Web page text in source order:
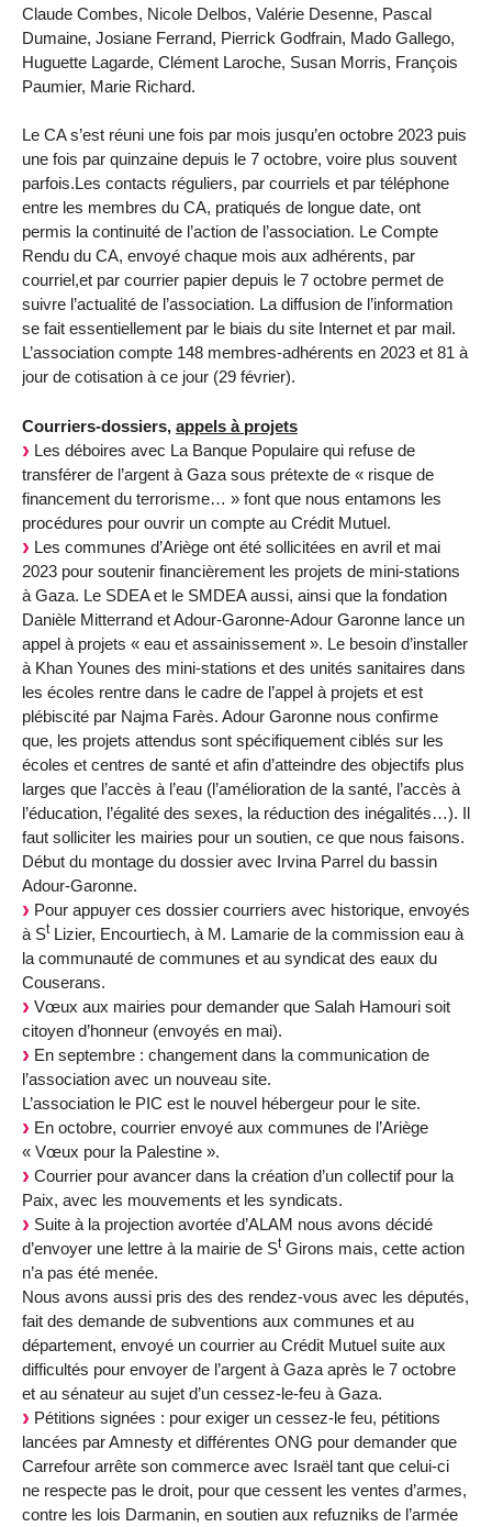
Claude Combes, Nicole Delbos, Valérie Desenne, Pascal
Dumaine, Josiane Ferrand, Pierrick Godfrain, Mado Gallego,
Huguette Lagarde, Clément Laroche, Susan Morris, François
Paumier, Marie Richard.
Le CA s’est réuni une fois par mois jusqu’en octobre 2023 puis
une fois par quinzaine depuis le 7 octobre, voire plus souvent
parfois.Les contacts réguliers, par courriels et par téléphone
entre les membres du CA, pratiqués de longue date, ont
permis la continuité de l’action de l’association. Le Compte
Rendu du CA, envoyé chaque mois aux adhérents, par
courriel,et par courrier papier depuis le 7 octobre permet de
suivre l’actualité de l’association. La diffusion de l’information
se fait essentiellement par le biais du site Internet et par mail.
L’association compte 148 membres-adhérents en 2023 et 81 à
jour de cotisation à ce jour (29 février).
Courriers-dossiers, appels à projets
Les déboires avec La Banque Populaire qui refuse de
transférer de l’argent à Gaza sous prétexte de « risque de
financement du terrorisme… » font que nous entamons les
procédures pour ouvrir un compte au Crédit Mutuel.
Les communes d’Ariège ont été sollicitées en avril et mai
2023 pour soutenir financièrement les projets de mini-stations
à Gaza. Le SDEA et le SMDEA aussi, ainsi que la fondation
Danièle Mitterrand et Adour-Garonne-Adour Garonne lance un
appel à projets « eau et assainissement ». Le besoin d’installer
à Khan Younes des mini-stations et des unités sanitaires dans
les écoles rentre dans le cadre de l’appel à projets et est
plébiscité par Najma Farès. Adour Garonne nous confirme
que, les projets attendus sont spécifiquement ciblés sur les
écoles et centres de santé et afin d’atteindre des objectifs plus
larges que l’accès à l’eau (l’amélioration de la santé, l’accès à
l’éducation, l’égalité des sexes, la réduction des inégalités…). Il
faut solliciter les mairies pour un soutien, ce que nous faisons.
Début du montage du dossier avec Irvina Parrel du bassin
Adour-Garonne.
Pour appuyer ces dossier courriers avec historique, envoyés
à StLizier, Encourtiech, à M. Lamarie de la commission eau à
la communauté de communes et au syndicat des eaux du
Couserans.
Vœux aux mairies pour demander que Salah Hamouri soit
citoyen d’honneur (envoyés en mai).
En septembre : changement dans la communication de
l’association avec un nouveau site.
L’association le PIC est le nouvel hébergeur pour le site.
En octobre, courrier envoyé aux communes de l’Ariège
« Vœux pour la Palestine ».
Courrier pour avancer dans la création d’un collectif pour la
Paix, avec les mouvements et les syndicats.
Suite à la projection avortée d’ALAM nous avons décidé
d’envoyer une lettre à la mairie de StGirons mais, cette action
n’a pas été menée.
Nous avons aussi pris des des rendez-vous avec les députés,
fait des demande de subventions aux communes et au
département, envoyé un courrier au Crédit Mutuel suite aux
difficultés pour envoyer de l’argent à Gaza après le 7 octobre
et au sénateur au sujet d’un cessez-le-feu à Gaza.
Pétitions signées : pour exiger un cessez-le feu, pétitions
lancées par Amnesty et différentes ONG pour demander que
Carrefour arrête son commerce avec Israël tant que celui-ci
ne respecte pas le droit, pour que cessent les ventes d’armes,
contre les lois Darmanin, en soutien aux refuzniks de l’armée